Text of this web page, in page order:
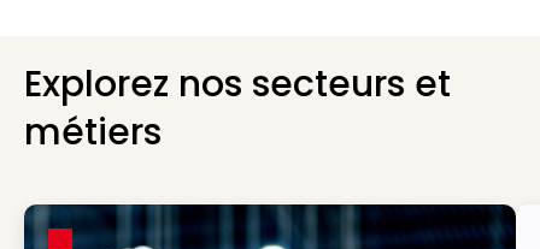
Explorez nos secteurs et
métiers